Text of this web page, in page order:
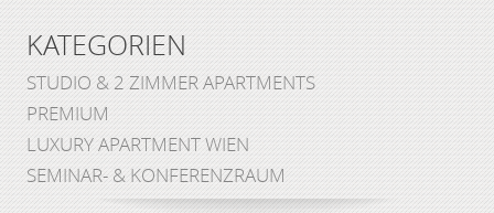
KATEGORIEN
STUDIO & 2 ZIMMER APARTMENTS
PREMIUM
LUXURY APARTMENT WIEN
SEMINAR- & KONFERENZRAUM